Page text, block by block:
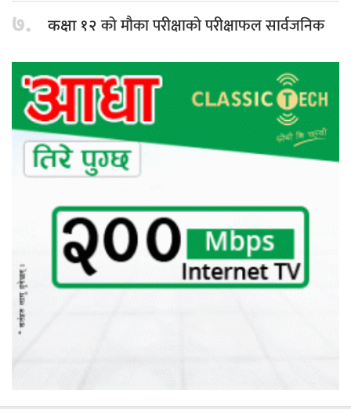
७. कक्षा १२को मौका परीक्षाको परीक्षाफल सार्वजनिक